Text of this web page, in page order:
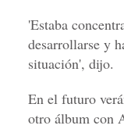
'Estaba
desarrollarse y
situación', dijo.
En el futuro
otro álbum con